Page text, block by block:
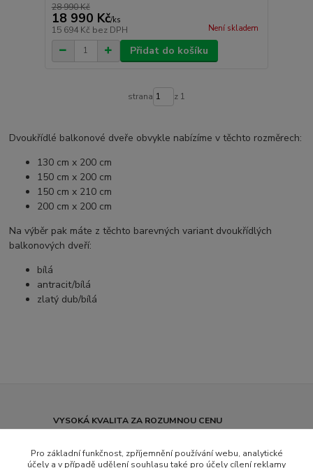
28 990 Kč
18 990 Kč/ks
15 694 Kč bez DPH Není skladem
Přidat do košíku
strana z 1
Dvoukřídlé balkonové dveře obvykle nabízíme v těchto rozměrech:
130 cm x 200 cm
150 cm x 200 cm
150 cm x 210 cm
200 cm x 200 cm
Na výběr pak máte z těchto barevných variant dvoukřídlých
balkonových dveří:
bílá
antracit/bílá
zlatý dub/bílá
VYSOKÁ KVALITA ZA ROZUMNOU CENU
7.000 ks oken a dveří SKLADEM
Pro základní funkčnost, zpříjemnění používání webu, analytické
účely a v případě udělení souhlasu také pro účely cílení reklamy